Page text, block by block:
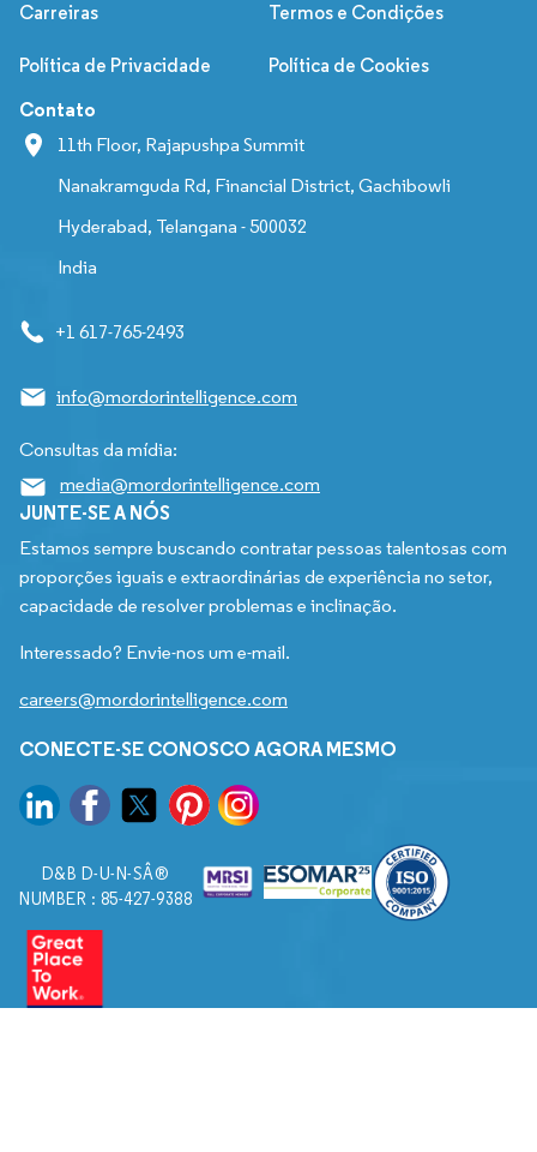
Carreiras Termos e Condições
Política de Privacidade Política de Cookies
Contato
11th Floor, Rajapushpa Summit
Nanakramguda Rd, Financial District, Gachibowli
Hyderabad, Telangana - 500032
India
+1 617-765-2493
info@mordorintelligence.com
Consultas da mídia:
media@mordorintelligence.com
JUNTE-SE A NÓS
Estamos sempre buscando contratar pessoas talentosas com
proporções iguais e extraordinárias de experiência no setor,
capacidade de resolver problemas e inclinação.
Interessado? Envie-nos um e-mail.
careers@mordorintelligence.com
CONECTE-SE CONOSCO AGORA MESMO
D&B D-U-N-SÂ®
NUMBER : 85-427-9388